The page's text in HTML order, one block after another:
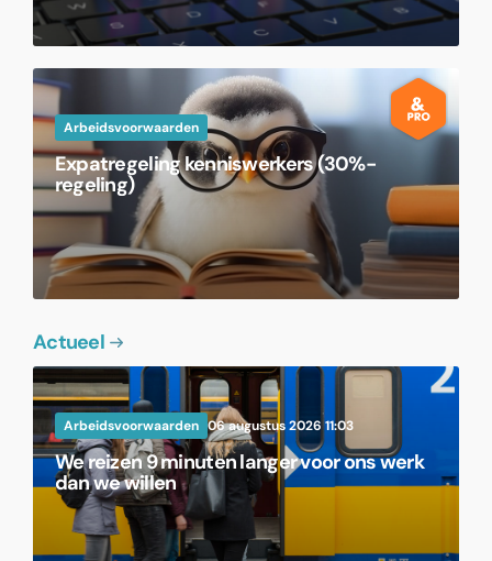
Arbeidsvoorwaarden
Expatregeling kenniswerkers (30%-
regeling)
Actueel
Arbeidsvoorwaarden 06 augustus 2026 11:03
We reizen 9 minuten langer voor ons werk
dan we willen